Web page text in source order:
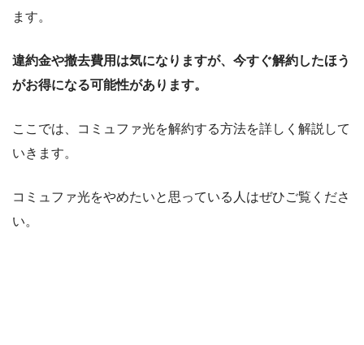
ます。
違約金や撤去費用は気になりますが、今すぐ解約したほう
がお得になる可能性があります。
ここでは、コミュファ光を解約する方法を詳しく解説して
いきます。
コミュファ光をやめたいと思っている人はぜひご覧くださ
い。